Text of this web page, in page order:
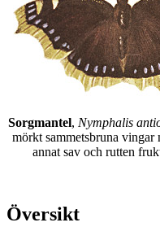
Sorgmantel, Nymphalis
mörkt sammetsbruna vingar
annat sav och rutten
Översikt